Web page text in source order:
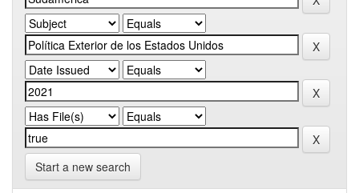
Start a new search